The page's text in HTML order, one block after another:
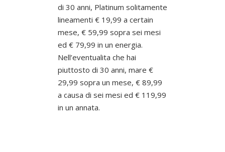
di 30 anni, Platinum solitamente
lineamenti € 19,99 a certain
mese, € 59,99 sopra sei mesi
ed € 79,99 in un energia.
Nell’eventualita che hai
piuttosto di 30 anni, mare €
29,99 sopra un mese, € 89,99
a causa di sei mesi ed € 119,99
in un annata.